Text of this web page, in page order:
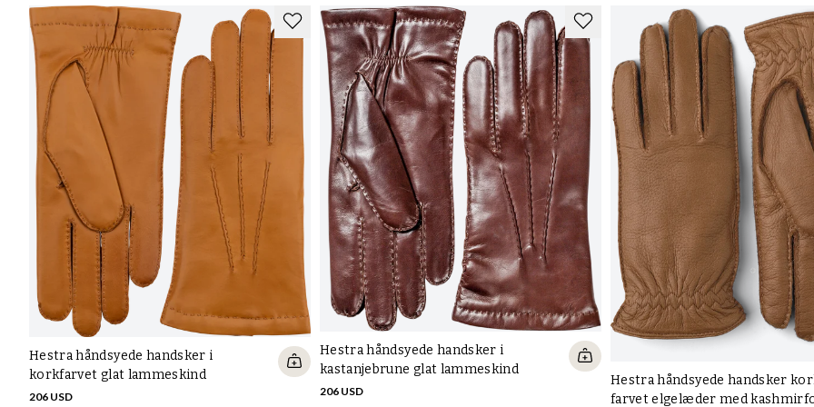
Hestra håndsyede handsker i
korkfarvet glat lammeskind
206 USD
Hestra håndsyede handsker i
kastanjebrune glat lammeskind
206 USD
Hestra håndsyede handsker
farvet elgelæder med